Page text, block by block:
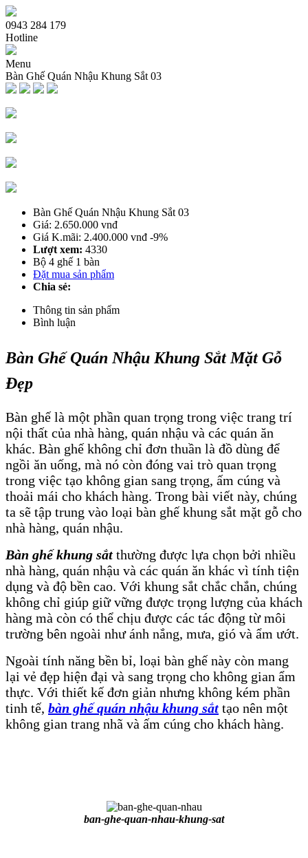
0943 284 179
Hotline
Menu
Bàn Ghế Cafe Ngoài Trời
Bàn Ghế Me tây
Bàn Ghế Quầy Bar Cafe
Bàn Ghế Cafe Xích Đu Nhựa Giả Mây
Bàn Cafe
Bàn Ghế Cafe Nhựa
Tin tức & sự kiện
Liên hệ
Bàn Ghế Quán Nhậu Khung Sắt 03
Bàn Ghế Quán Nhậu Khung Sắt 03
Giá: 2.650.000 vnđ
Giá K.mãi: 2.400.000 vnđ -9%
Lượt xem: 4330
Bộ 4 ghế 1 bàn
Đặt mua sản phẩm
Chia sẻ:
Thông tin sản phẩm
Bình luận
Bàn Ghế Quán Nhậu Khung Sắt Mặt Gỗ
Đẹp
Bàn ghế là một phần quan trọng trong việc trang trí
nội thất của nhà hàng, quán nhậu và các quán ăn
khác. Bàn ghế không chỉ đơn thuần là đồ dùng để
ngồi ăn uống, mà nó còn đóng vai trò quan trọng
trong việc tạo không gian sang trọng, ấm cúng và
thoải mái cho khách hàng. Trong bài viết này, chúng
ta sẽ tập trung vào loại bàn ghế khung sắt mặt gỗ cho
nhà hàng, quán nhậu.
Bàn ghế khung sắt thường được lựa chọn bởi nhiều
nhà hàng, quán nhậu và các quán ăn khác vì tính tiện
dụng và độ bền cao. Với khung sắt chắc chắn, chúng
không chỉ giúp giữ vững được trọng lượng của khách
hàng mà còn có thể chịu được các tác động từ môi
trường bên ngoài như ánh nắng, mưa, gió và ẩm ướt.
Ngoài tính năng bền bỉ, loại bàn ghế này còn mang
lại vẻ đẹp hiện đại và sang trọng cho không gian ẩm
thực. Với thiết kế đơn giản nhưng không kém phần
tinh tế, bàn ghế quán nhậu khung sắt tạo nên một
không gian trang nhã và ấm cúng cho khách hàng.
ban-ghe-quan-nhau-khung-sat